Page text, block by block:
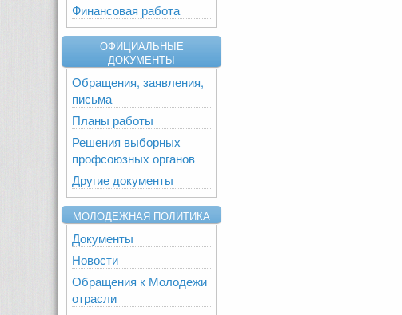
Финансовая работа
ОФИЦИАЛЬНЫЕ
ДОКУМЕНТЫ
Обращения, заявления,
письма
Планы работы
Решения выборных
профсоюзных органов
Другие документы
МОЛОДЕЖНАЯ ПОЛИТИКА
Документы
Новости
Обращения к Молодежи
отрасли